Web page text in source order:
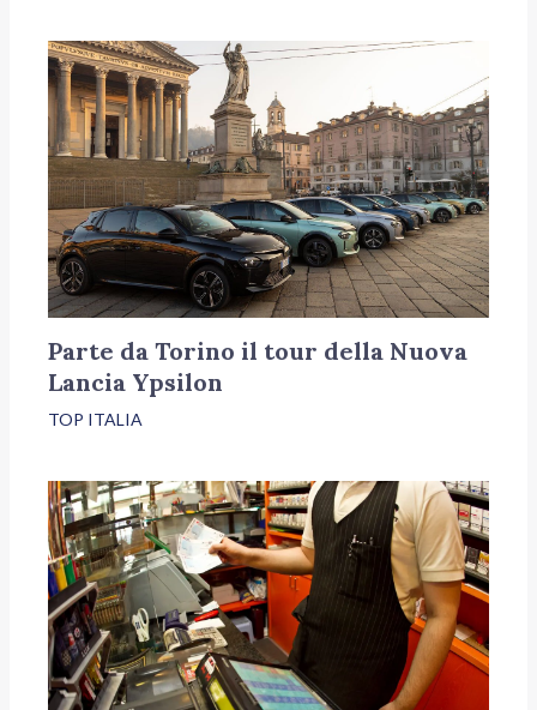
Parte da Torino il tour della Nuova
Lancia Ypsilon
TOP ITALIA